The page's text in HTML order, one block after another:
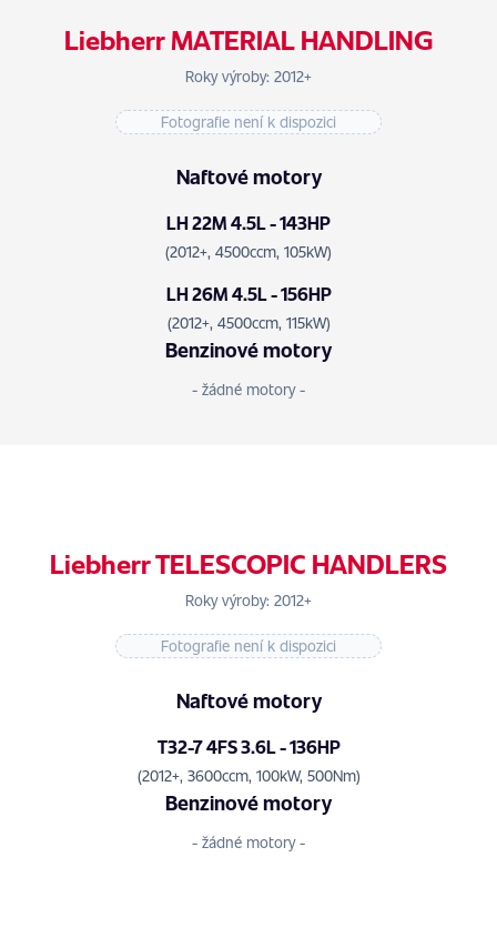
Liebherr MATERIAL HANDLING
Roky výroby: 2012+
Fotografie není k dispozici
Naftové motory
LH 22M 4.5L - 143HP
(2012+, 4500ccm, 105kW)
LH 26M 4.5L - 156HP
(2012+, 4500ccm, 115kW)
Benzinové motory
- žádné motory -
Liebherr TELESCOPIC HANDLERS
Roky výroby: 2012+
Fotografie není k dispozici
Naftové motory
T32-7 4FS 3.6L - 136HP
(2012+, 3600ccm, 100kW, 500Nm)
Benzinové motory
- žádné motory -